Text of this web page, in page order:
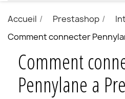
Accueil Prestashop
Comment connecter
Comment
Pennylane a